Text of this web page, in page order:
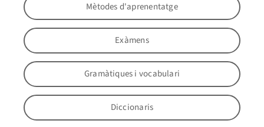
Mètodes d'aprenentatge
Exàmens
Gramàtiques i vocabulari
Diccionaris